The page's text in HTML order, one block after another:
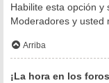
Habilite esta opción y
Moderadores y usted
Arriba
¡La hora en los